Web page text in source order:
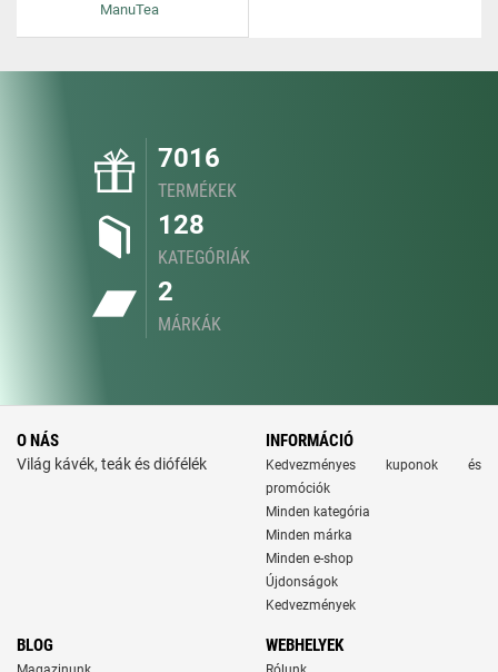
ManuTea
7016
TERMÉKEK
128
KATEGÓRIÁK
2
MÁRKÁK
O NÁS
Világ kávék, teák és diófélék
INFORMÁCIÓ
Kedvezményes kuponok és
promóciók
Minden kategória
Minden márka
Minden e-shop
Újdonságok
Kedvezmények
BLOG WEBHELYEK